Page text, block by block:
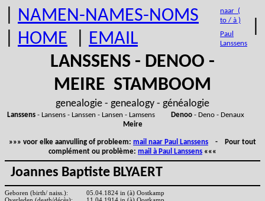
NAMEN-NAMES-NOMS
HOME EMAIL
naar (
to / à )
Paul
Lanssens
LANSSENS - DENOO -
MEIRE STAMBOOM
genealogie - genealogy - généalogie
Lanssens- Lansens - Lanssen - Lansen - Lamsens Denoo- Deno - Denaux
Meire
»»» voor elke aanvulling of probleem: mail naar Paul Lanssens - Pour tout
complément ou problème: mail à Paul Lanssens «««
Joannes Baptiste BLYAERT
Geboren (birth/ naiss.):
05.04.1824 in (à) Oostkamp